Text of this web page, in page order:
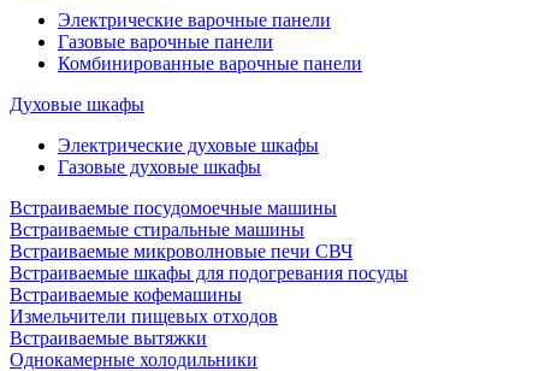
Электрические варочные панели
Газовые варочные панели
Комбинированные варочные панели
Духовые шкафы
Электрические духовые шкафы
Газовые духовые шкафы
Встраиваемые посудомоечные машины
Встраиваемые стиральные машины
Встраиваемые микроволновые печи СВЧ
Встраиваемые шкафы для подогревания посуды
Встраиваемые кофемашины
Измельчители пищевых отходов
Встраиваемые вытяжки
Однокамерные холодильники